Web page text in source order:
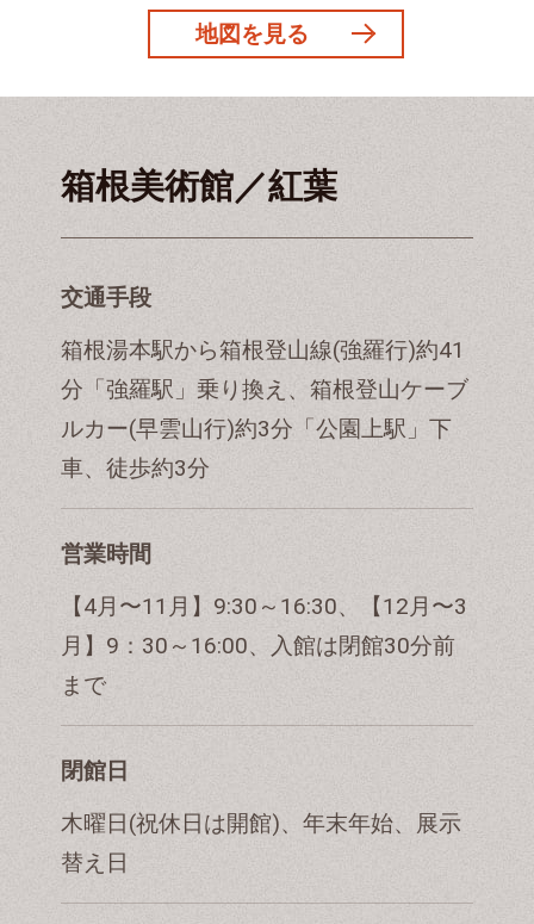
地図を見る
箱根美術館／紅葉
交通手段
箱根湯本駅から箱根登山線(強羅行)約41
分「強羅駅」乗り換え、箱根登山ケーブ
ルカー(早雲山行)約3分「公園上駅」下
車、徒歩約3分
営業時間
【4月〜11月】9:30～16:30、【12月〜3
月】9：30～16:00、入館は閉館30分前
まで
閉館日
木曜日(祝休日は開館)、年末年始、展示
替え日